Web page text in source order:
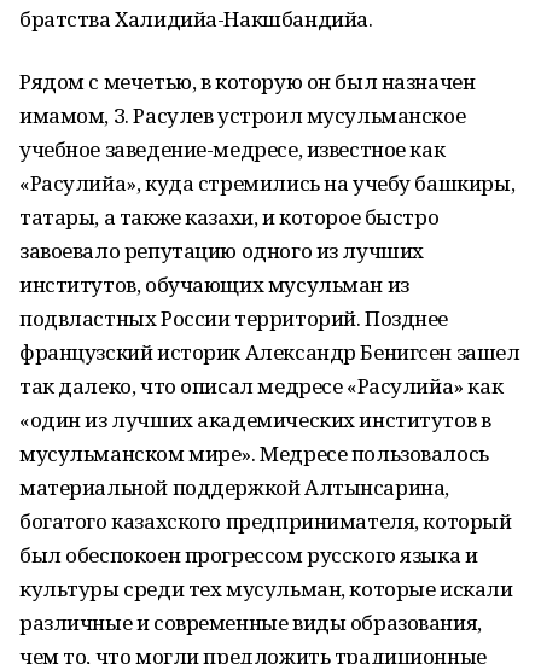
братства Халидийа-Накшбандийа.
Рядом с мечетью, в которую он был назначен
имамом, З. Расулев устроил мусульманское
учебное заведение-медресе, известное как
«Расулийа», куда стремились на учебу башкиры,
татары, а также казахи, и которое быстро
завоевало репутацию одного из лучших
институтов, обучающих мусульман из
подвластных России территорий. Позднее
французский историк Александр Бенигсен зашел
так далеко, что описал медресе «Расулийа» как
«один из лучших академических институтов в
мусульманском мире». Медресе пользовалось
материальной поддержкой Алтынсарина,
богатого казахского предпринимателя, который
был обеспокоен прогрессом русского языка и
культуры среди тех мусульман, которые искали
различные и современные виды образования,
чем то, что могли предложить традиционные